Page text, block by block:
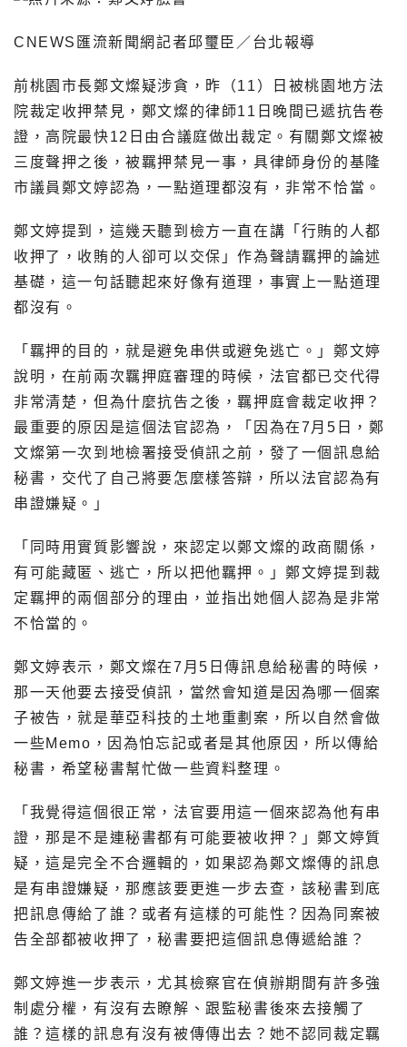
CNEWS匯流新聞網記者邱璽臣／台北報導
前桃園市長鄭文燦疑涉貪，昨（11）日被桃園地方法
院裁定收押禁見，鄭文燦的律師11日晚間已遞抗告卷
證，高院最快12日由合議庭做出裁定。有關鄭文燦被
三度聲押之後，被羈押禁見一事，具律師身份的基隆
市議員鄭文婷認為，一點道理都沒有，非常不恰當。
鄭文婷提到，這幾天聽到檢方一直在講「行賄的人都
收押了，收賄的人卻可以交保」作為聲請羈押的論述
基礎，這一句話聽起來好像有道理，事實上一點道理
都沒有。
「羈押的目的，就是避免串供或避免逃亡。」鄭文婷
說明，在前兩次羈押庭審理的時候，法官都已交代得
非常清楚，但為什麼抗告之後，羈押庭會裁定收押？
最重要的原因是這個法官認為，「因為在7月5日，鄭
文燦第一次到地檢署接受偵訊之前，發了一個訊息給
秘書，交代了自己將要怎麼樣答辯，所以法官認為有
串證嫌疑。」
「同時用實質影響說，來認定以鄭文燦的政商關係，
有可能藏匿、逃亡，所以把他羈押。」鄭文婷提到裁
定羈押的兩個部分的理由，並指出她個人認為是非常
不恰當的。
鄭文婷表示，鄭文燦在7月5日傳訊息給秘書的時候，
那一天他要去接受偵訊，當然會知道是因為哪一個案
子被告，就是華亞科技的土地重劃案，所以自然會做
一些Memo，因為怕忘記或者是其他原因，所以傳給
秘書，希望秘書幫忙做一些資料整理。
「我覺得這個很正常，法官要用這一個來認為他有串
證，那是不是連秘書都有可能要被收押？」鄭文婷質
疑，這是完全不合邏輯的，如果認為鄭文燦傳的訊息
是有串證嫌疑，那應該要更進一步去查，該秘書到底
把訊息傳給了誰？或者有這樣的可能性？因為同案被
告全部都被收押了，秘書要把這個訊息傳遞給誰？
鄭文婷進一步表示，尤其檢察官在偵辦期間有許多強
制處分權，有沒有去瞭解、跟監秘書後來去接觸了
誰？這樣的訊息有沒有被傳傳出去？她不認同裁定羈